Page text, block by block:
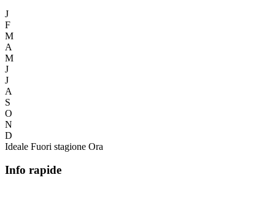
J
F
M
A
M
J
J
A
S
O
N
D
Ideale Fuori stagione Ora
Info rapide